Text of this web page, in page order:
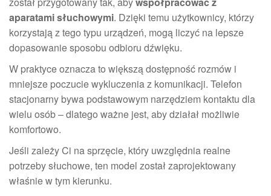
aparatami słuchowymi. Dzięki temu użytkownicy, którzy
korzystają z tego typu urządzeń, mogą liczyć na lepsze
dopasowanie sposobu odbioru dźwięku.
W praktyce oznacza to większą dostępność rozmów i
mniejsze poczucie wykluczenia z komunikacji. Telefon
stacjonarny bywa podstawowym narzędziem kontaktu dla
wielu osób – dlatego ważne jest, aby działał możliwie
komfortowo.
Jeśli zależy Ci na sprzęcie, który uwzględnia realne
potrzeby słuchowe, ten model został zaprojektowany
właśnie w tym kierunku.